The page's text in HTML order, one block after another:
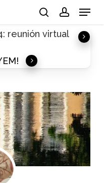
Menu
reunión virtual